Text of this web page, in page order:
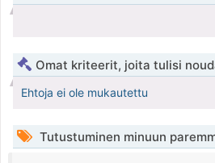
Omat kriteerit, joita tulisi
Ehtoja ei ole mukautettu
Tutustuminen minuun